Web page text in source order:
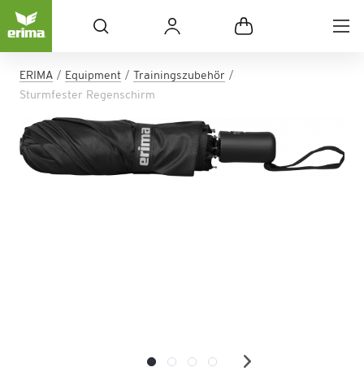
ERIMA Equipment
Trainingszubehör
Sturmfester Regenschirm